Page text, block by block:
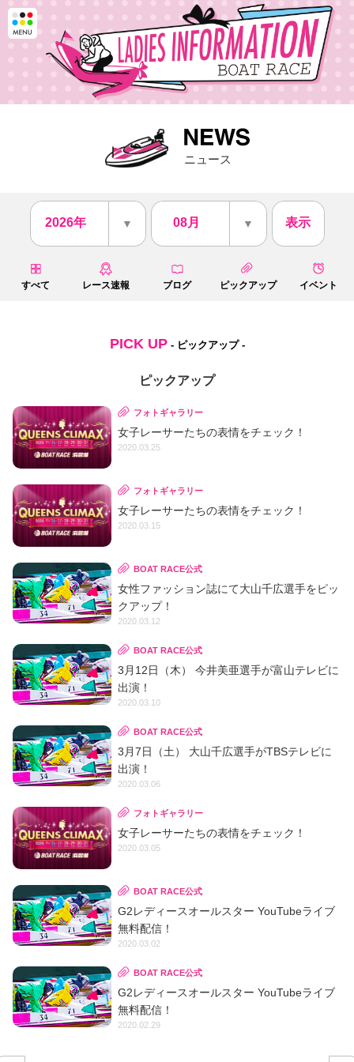
ニュース
2026年 ▼ 08月 ▼ 表示
すべて レース速報 ブログ ピックアップ イベント
PICK UP- ピックアップ -
ピックアップ
フォトギャラリー
女子レーサーたちの表情をチェック！
2020.03.25
フォトギャラリー
女子レーサーたちの表情をチェック！
2020.03.15
BOAT RACE公式
女性ファッション誌にて大山千広選手をピッ
クアップ！
2020.03.12
BOAT RACE公式
3月12日（木） 今井美亜選手が富山テレビに
出演！
2020.03.10
BOAT RACE公式
3月7日（土） 大山千広選手がTBSテレビに
出演！
2020.03.06
フォトギャラリー
女子レーサーたちの表情をチェック！
2020.03.05
BOAT RACE公式
G2レディースオールスター YouTubeライブ
無料配信！
2020.03.02
BOAT RACE公式
G2レディースオールスター YouTubeライブ
無料配信！
2020.02.29